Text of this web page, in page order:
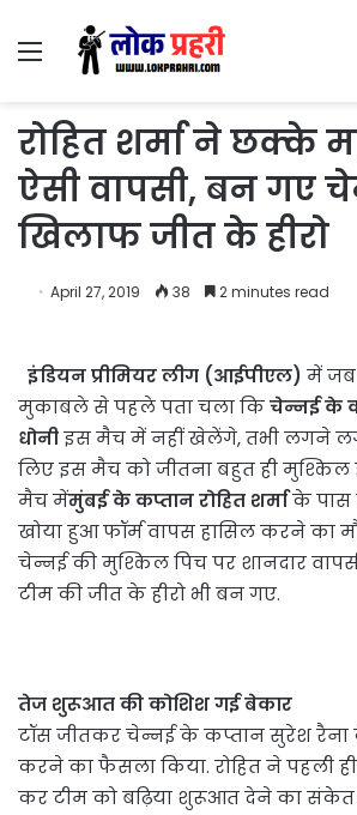
Menu
रोहित शर्मा ने छक्के
ऐसी वापसी, बन गए
खिलाफ जीत के हीरो
April 27, 2019 38 2 minutes read
इंडियन प्रीमियर लीग (आईपीएल) में
मुकाबले से पहले पता चला किचेन्नई के
धोनीइस मैच में नहीं खेलेंगे, तभी लगने
लिए इस मैच को जीतना बहुत ही मुश्किल
मैच मेंमुंबई के कप्तान रोहित शर्माके पास
खोया हुआ फॉर्म वापस हासिल करने का
चेन्नई की मुश्किल पिच पर शानदार
टीम की जीत के हीरो भी बन गए.
तेज शुरूआत की कोशिश गई बेकार
टॉस जीतकर चेन्नई के कप्तान सुरेश
करने का फैसला किया. रोहित ने पहली
कर टीम को बढ़िया शुरूआत देने का संकेत